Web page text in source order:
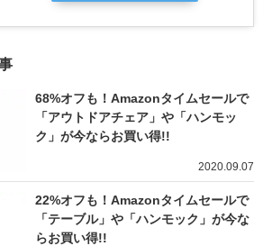
68%オフも！Amazonタイムセールで
「アウトドアチェア」や「ハンモッ
ク」が今ならお買い得!!
2020.09.07
22%オフも！Amazonタイムセールで
「テーブル」や「ハンモック」が今な
らお買い得!!